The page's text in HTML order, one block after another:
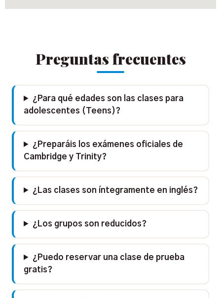
Preguntas frecuentes
¿Para qué edades son las clases para
adolescentes (Teens)?
¿Preparáis los exámenes oficiales de
Cambridge y Trinity?
¿Las clases son íntegramente en inglés?
¿Los grupos son reducidos?
¿Puedo reservar una clase de prueba
gratis?